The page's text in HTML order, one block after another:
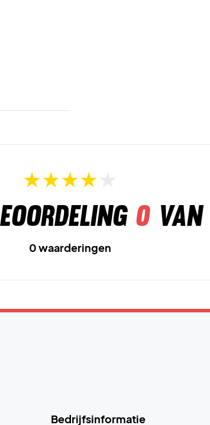
0van
0 waarderingen
Bedrijfsinformatie